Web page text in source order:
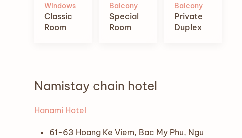
Windows
Classic
Room
Balcony
Special
Room
Balcony
Private
Duplex
Namistay chain hotel
Hanami Hotel
61-63 Hoang Ke Viem, Bac My Phu, Ngu